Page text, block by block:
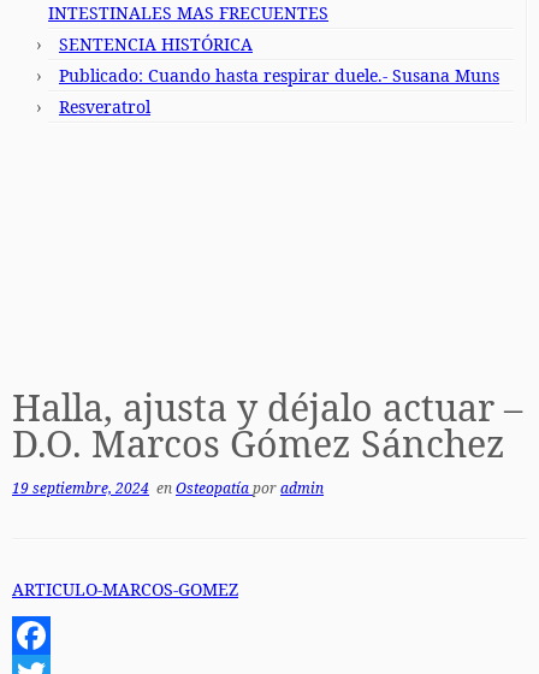
INTESTINALES MAS FRECUENTES
SENTENCIA HISTÓRICA
Publicado: Cuando hasta respirar duele.- Susana Muns
Resveratrol
Halla, ajusta y déjalo actuar –
D.O. Marcos Gómez Sánchez
19 septiembre, 2024 enOsteopatíaporadmin
ARTICULO-MARCOS-GOMEZ